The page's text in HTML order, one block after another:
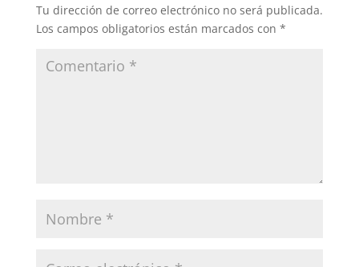
Tu dirección de correo electrónico no será publicada.
Los campos obligatorios están marcados con *